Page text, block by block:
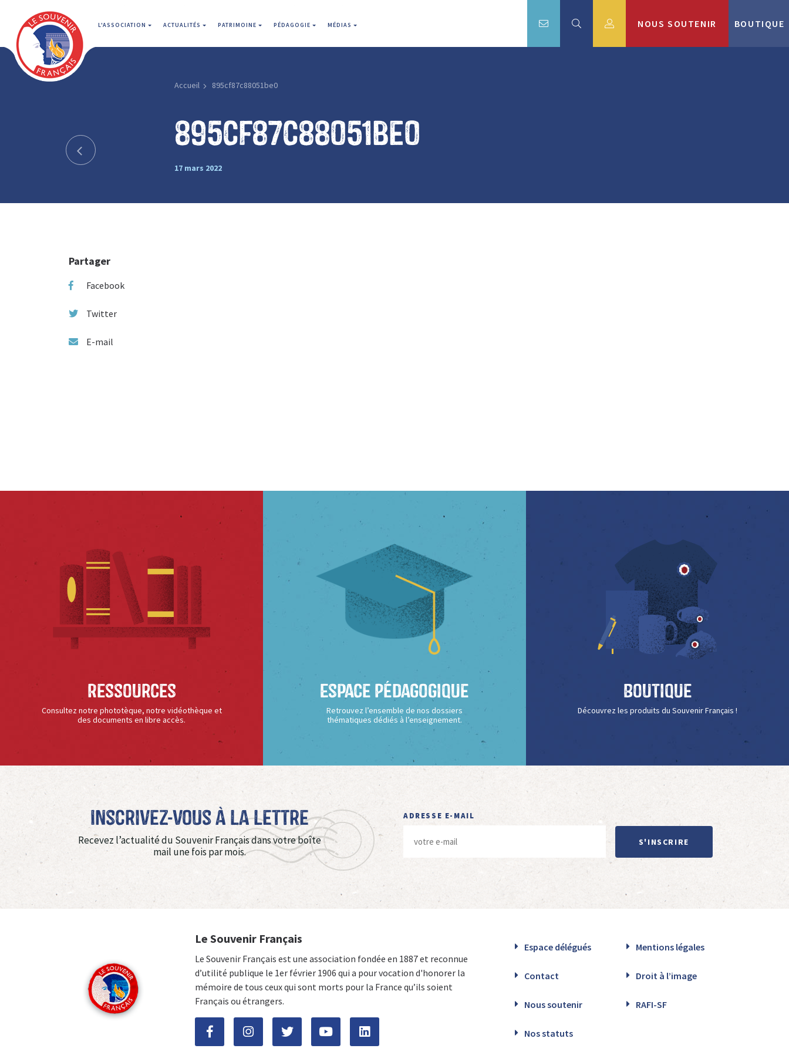
L'ASSOCIATION ACTUALITÉS PATRIMOINE PÉDAGOGIE MÉDIAS NOUS SOUTENIR BOUTIQUE
Accueil 895cf87c88051be0
895cf87c88051be0
17 mars 2022
Partager
Facebook
Twitter
E-mail
Ressources
Consultez notre phototèque, notre vidéothèque et
des documents en libre accès.
Espace Pédagogique
Retrouvez l’ensemble de nos dossiers
thématiques dédiés à l’enseignement.
Boutique
Découvrez les produits du Souvenir Français !
Inscrivez-vous à La Lettre
Recevez l’actualité du Souvenir Français dans votre boîte
mail une fois par mois.
ADRESSE E-MAIL
S'INSCRIRE
Le Souvenir Français
Le Souvenir Français est une association fondée en 1887 et reconnue
d’utilité publique le 1er février 1906 qui a pour vocation d'honorer la
mémoire de tous ceux qui sont morts pour la France qu’ils soient
Français ou étrangers.
Espace délégués Mentions légales
Contact Droit à l’image
Nous soutenir RAFI-SF
Nos statuts